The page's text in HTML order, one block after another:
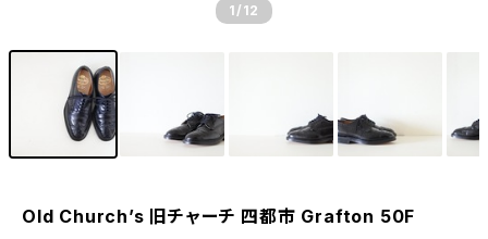
1 /12
Old Church’s 旧チャーチ 四都市 Grafton 50F